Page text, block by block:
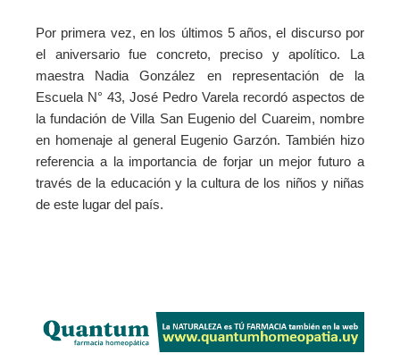
Por primera vez, en los últimos 5 años, el discurso por
el aniversario fue concreto, preciso y apolítico. La
maestra Nadia González en representación de la
Escuela N° 43, José Pedro Varela recordó aspectos de
la fundación de Villa San Eugenio del Cuareim, nombre
en homenaje al general Eugenio Garzón. También hizo
referencia a la importancia de forjar un mejor futuro a
través de la educación y la cultura de los niños y niñas
de este lugar del país.